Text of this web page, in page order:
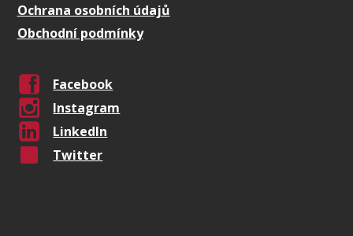
Ochrana osobních údajů
Obchodní podmínky
Facebook
Instagram
LinkedIn
Twitter